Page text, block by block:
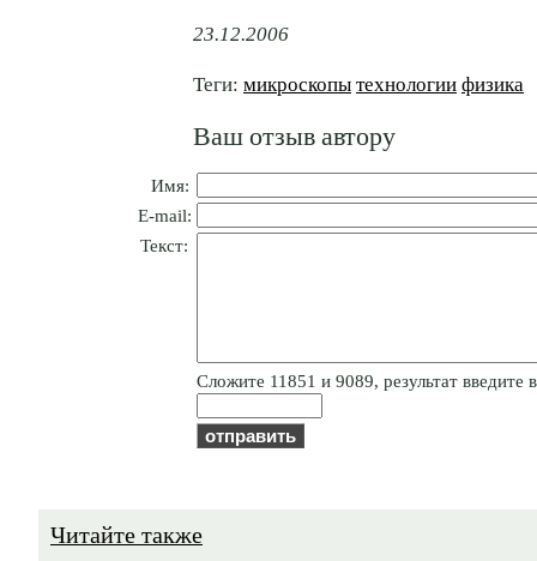
23.12.2006
Теги: микроскопы технологии физика
Ваш отзыв автору
Имя:
E-mail:
Текст:
Cлoжитe 11851 и 9089, результат введите
Читайте также